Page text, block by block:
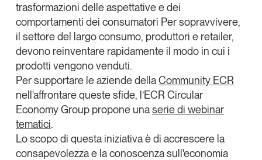
Comunicati stampa
Video
Podcast
Eventi e formazione
Tutti gli appuntamenti
Chi siamo
Newsletter
Contatti
trasformazioni delle aspettative e dei
comportamenti dei consumatori Per sopravvivere,
il settore del largo consumo, produttori e retailer,
devono reinventare rapidamente il modo in cui i
prodotti vengono venduti.
Per supportare le aziende dellaCommunityECR
nell'affrontare queste sfide, l’ECR Circular
Economy Group propone unaserie di webinar
tematici.
Lo scopo di questa iniziativa è di accrescere la
consapevolezza e la conoscenza sull'economia